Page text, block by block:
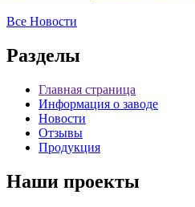
Все Новости
Разделы
Главная страница
Информация о заводе
Новости
Отзывы
Продукция
Наши проекты